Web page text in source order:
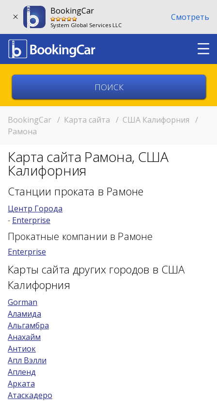
BookingCar
System Global Services LLC
Смотреть
Выберите город
Возврат в другом месте?
Возраст 25-70 лет?
Купон/промо
BookingCar / Карта сайта / США Калифорния /
Рамона
Карта сайта Рамона, США
Калифорния
Станции проката в Рамоне
Центр Города
- Enterprise
Прокатные компании в Рамоне
Enterprise
Карты сайта других городов в США
Калифорния
Gorman
Аламида
Альгамбра
Анахайм
Антиок
Апл Вэлли
Апленд
Арката
Атаскадеро